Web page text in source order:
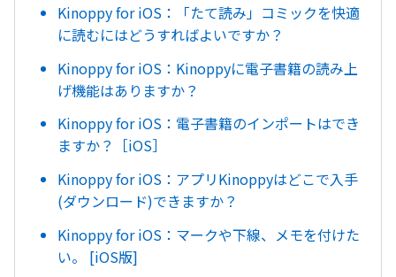
Kinoppy for iOS：「たて読み」コミックを快適
に読むにはどうすればよいですか？
Kinoppy for iOS：Kinoppyに電子書籍の読み上
げ機能はありますか？
Kinoppy for iOS：電子書籍のインポートはでき
ますか？［iOS］
Kinoppy for iOS：アプリKinoppyはどこで入手
(ダウンロード)できますか？
Kinoppy for iOS：マークや下線、メモを付けた
い。 [iOS版]